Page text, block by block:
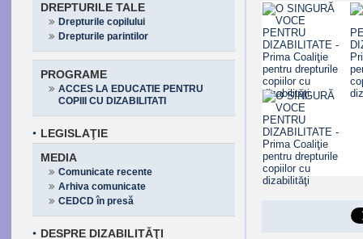
DREPTURILE TALE
Drepturile copilului
Drepturile parintilor
PROGRAME
ACCES LA EDUCATIE PENTRU
COPIII CU DIZABILITATI
LEGISLAŢIE
MEDIA
Comunicate recente
Arhiva comunicate
CEDCD în presă
DESPRE DIZABILITĂŢI